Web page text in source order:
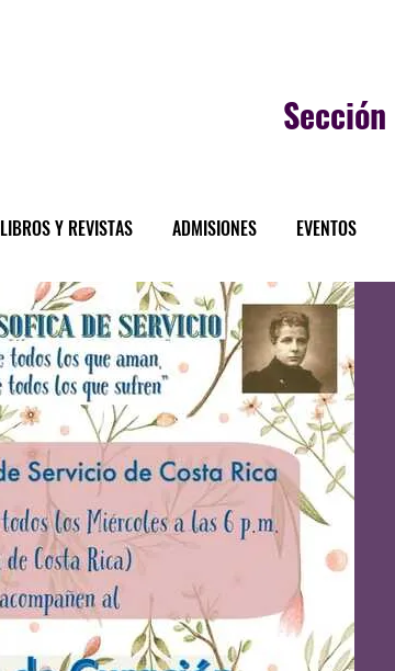
Sección
LIBROS Y REVISTAS ADMISIONES EVENTOS